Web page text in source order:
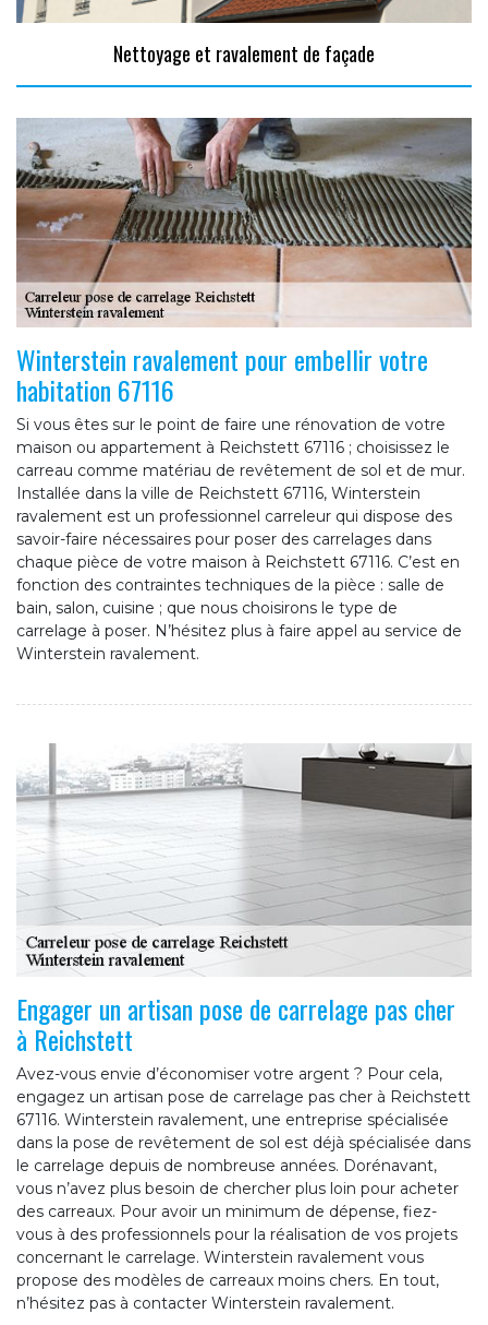
Nettoyage et ravalement de façade
Winterstein ravalement pour embellir votre
habitation 67116
Si vous êtes sur le point de faire une rénovation de votre
maison ou appartement à Reichstett 67116 ; choisissez le
carreau comme matériau de revêtement de sol et de mur.
Installée dans la ville de Reichstett 67116, Winterstein
ravalement est un professionnel carreleur qui dispose des
savoir-faire nécessaires pour poser des carrelages dans
chaque pièce de votre maison à Reichstett 67116. C’est en
fonction des contraintes techniques de la pièce : salle de
bain, salon, cuisine ; que nous choisirons le type de
carrelage à poser. N’hésitez plus à faire appel au service de
Winterstein ravalement.
Engager un artisan pose de carrelage pas cher
à Reichstett
Avez-vous envie d’économiser votre argent ? Pour cela,
engagez un artisan pose de carrelage pas cher à Reichstett
67116. Winterstein ravalement, une entreprise spécialisée
dans la pose de revêtement de sol est déjà spécialisée dans
le carrelage depuis de nombreuse années. Dorénavant,
vous n’avez plus besoin de chercher plus loin pour acheter
des carreaux. Pour avoir un minimum de dépense, fiez-
vous à des professionnels pour la réalisation de vos projets
concernant le carrelage. Winterstein ravalement vous
propose des modèles de carreaux moins chers. En tout,
n’hésitez pas à contacter Winterstein ravalement.